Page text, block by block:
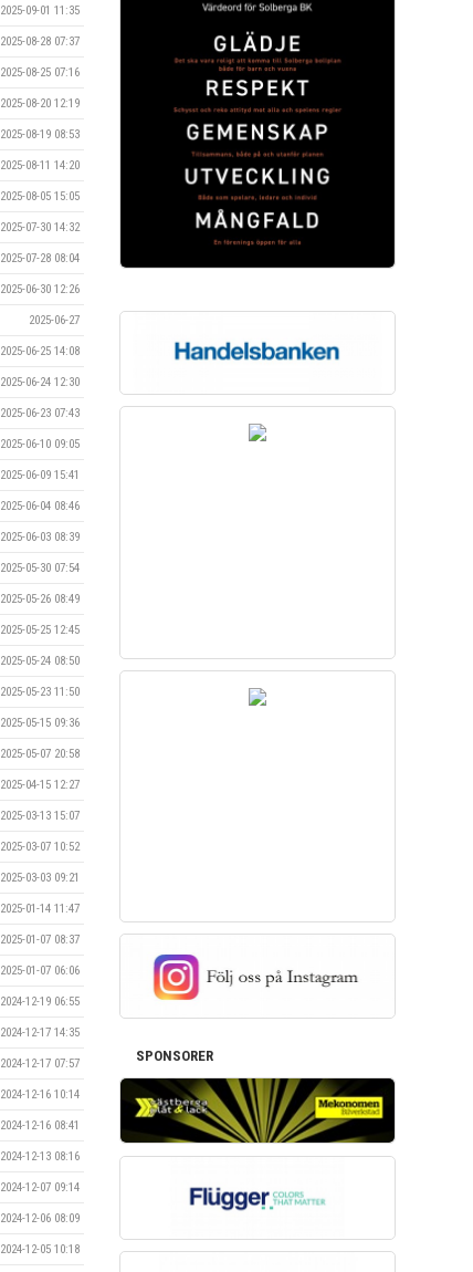
2025-09-01 11:35
2025-08-28 07:37
2025-08-25 07:16
2025-08-20 12:19
2025-08-19 08:53
2025-08-11 14:20
2025-08-05 15:05
2025-07-30 14:32
2025-07-28 08:04
2025-06-30 12:26
2025-06-27
2025-06-25 14:08
2025-06-24 12:30
2025-06-23 07:43
2025-06-10 09:05
2025-06-09 15:41
2025-06-04 08:46
2025-06-03 08:39
2025-05-30 07:54
2025-05-26 08:49
2025-05-25 12:45
2025-05-24 08:50
2025-05-23 11:50
2025-05-15 09:36
2025-05-07 20:58
2025-04-15 12:27
2025-03-13 15:07
2025-03-07 10:52
2025-03-03 09:21
2025-01-14 11:47
2025-01-07 08:37
2025-01-07 06:06
2024-12-19 06:55
2024-12-17 14:35
2024-12-17 07:57
2024-12-16 10:14
2024-12-16 08:41
2024-12-13 08:16
2024-12-07 09:14
2024-12-06 08:09
2024-12-05 10:18
SPONSORER